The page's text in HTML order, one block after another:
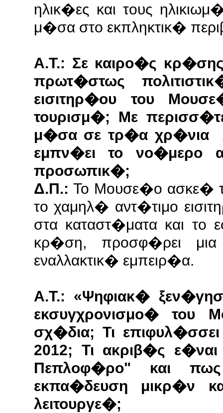
ηλικ�ες και τους
μ�σα στο εκπληκτικ�
Α.Τ.: Σε καιρο�ς
πρωτ�στως
εισιτηρ�ου του
τουρισμ�; Με
μ�σα σε τρ�α χρ�νια
εμπν�ει το νο�μερο
προσωπικ�;
Δ.Π.: Το Μουσε�ο ασκε�
το χαμηλ� αντ�τιμο
στα καταστ�ματα και το
κρ�ση, προσφ�ρει
εναλλακτικ� εμπειρ�α.
Α.Τ.: «Ψηφιακ�
εκσυγχρονισμο� του
σχ�δια; Τι
2012; Τι ακριβ�ς
Πεπλοφ�ρο" και
εκπα�δευση μικρ�ν
λειτουργε�;